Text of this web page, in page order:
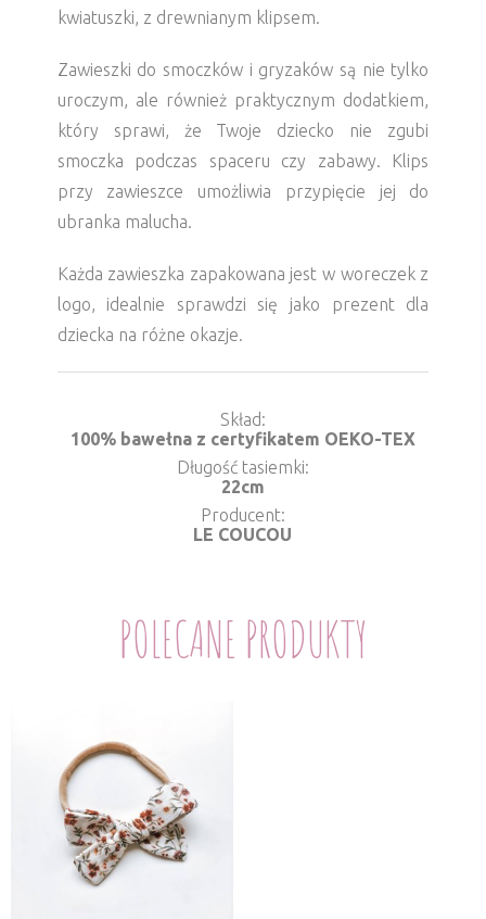
kwiatuszki, z drewnianym klipsem.
Zawieszki do smoczków i gryzaków są nie tylko
uroczym, ale również praktycznym dodatkiem,
który sprawi, że Twoje dziecko nie zgubi
smoczka podczas spaceru czy zabawy. Klips
przy zawieszce umożliwia przypięcie jej do
ubranka malucha.
Każda zawieszka zapakowana jest w woreczek z
logo, idealnie sprawdzi się jako prezent dla
dziecka na różne okazje.
Skład
100% bawełna z certyfikatem OEKO-TEX
Długość tasiemki
22cm
Producent
LE COUCOU
POLECANE PRODUKTY